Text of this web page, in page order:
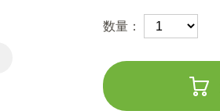
数量：